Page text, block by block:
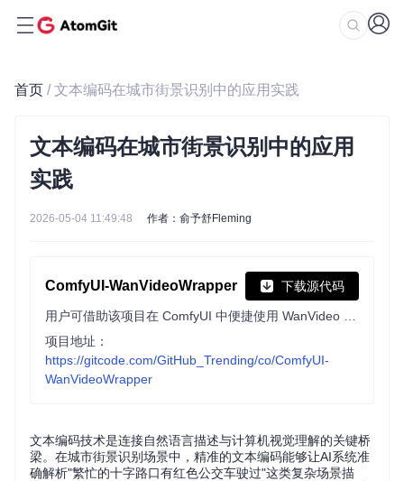
首页 / 文本编码在城市街景识别中的应用实践
文本编码在城市街景识别中的应用
实践
2026-05-04 11:49:48 作者：俞予舒Fleming
ComfyUI-WanVideoWrapper 下载源代码
项目地址：
https://gitcode.com/GitHub_Trending/co/ComfyUI-
WanVideoWrapper
文本编码技术是连接自然语言描述与计算机视觉理解的关键桥
梁。在城市街景识别场景中，精准的文本编码能够让AI系统准
确解析"繁忙的十字路口有红色公交车驶过"这类复杂场景描